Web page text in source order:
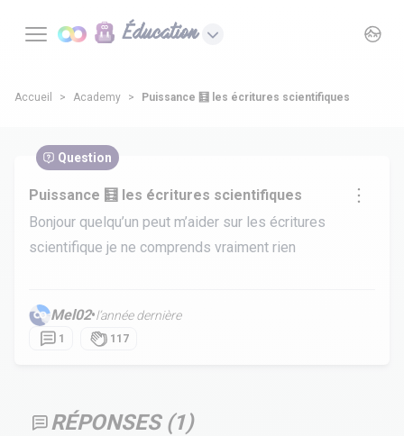
Éducation
Accueil Academy Puissance 🧮 les écritures scientifiques
Question
Puissance 🧮 les écritures scientifiques
Bonjour quelqu’un peut m’aider sur les écritures
scientifique je ne comprends vraiment rien
Mel02•l’année dernière
1 117
RÉPONSES (1)